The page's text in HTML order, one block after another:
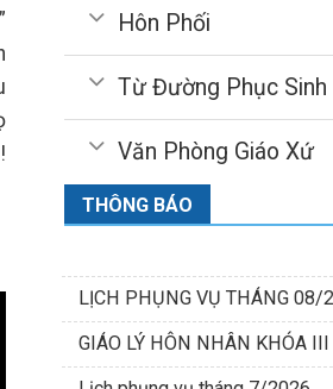
Hôn Phối
Từ Đường Phục Sinh
Văn Phòng Giáo Xứ
THÔNG BÁO
LỊCH PHỤNG VỤ THÁNG 08/
GIÁO LÝ HÔN NHÂN KHÓA